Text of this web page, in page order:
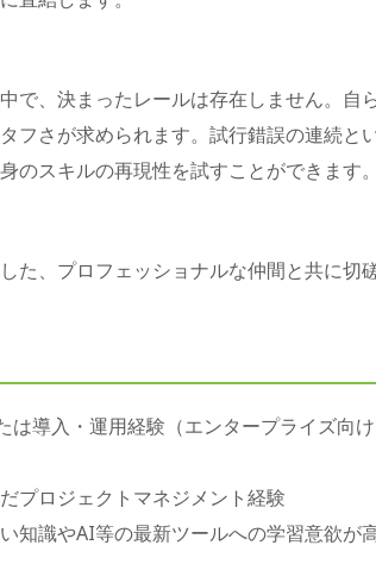
で、決まったレールは存在しません。自
フさが求められます。試行錯誤の連続
のスキルの再現性を試すことができます。
た、プロフェッショナルな仲間と共に切
導入・運用経験（エンタープライズ向
プロジェクトマネジメント経験
知識やAI等の最新ツールへの学習意欲が高